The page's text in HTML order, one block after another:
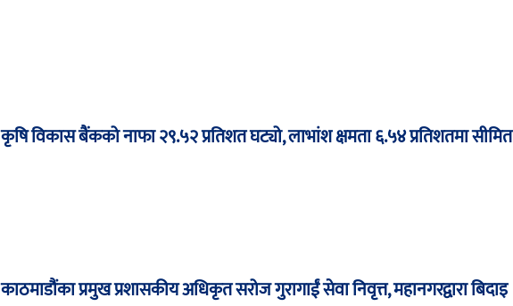
कृषि विकास बैंकको नाफा २९.५२ प्रतिशत घट्यो, लाभांश क्षमता ६.५४ प्रतिशतमा सीमित
काठमाडौंका प्रमुख प्रशासकीय अधिकृत सरोज गुरागाईं सेवा निवृत्त, महानगरद्वारा बिदाइ